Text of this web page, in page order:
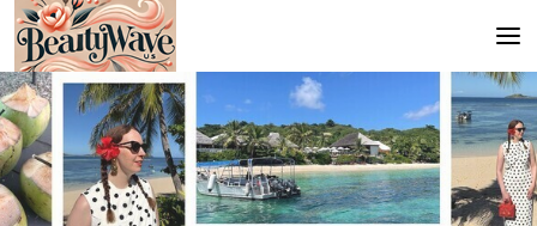
Главная
En
Es